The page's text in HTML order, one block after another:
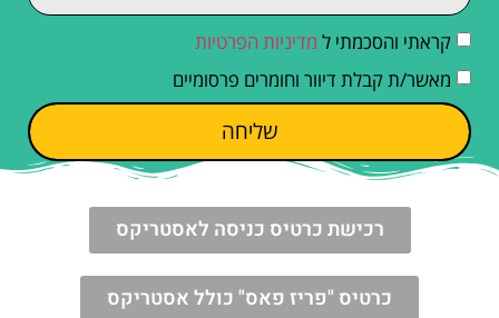
קראתי והסכמתי ל מדיניות הפרטיות
מאשר/ת קבלת דיוור וחומרים פרסומיים
שליחה
רכישת כרטיס כניסה לאסטריקס
כרטיס "פריז פאס" כולל אסטריקס